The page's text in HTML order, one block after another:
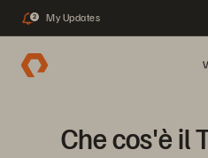
2 My Updates
Che cos'è il